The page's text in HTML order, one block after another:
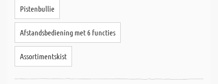
Pistenbullie
Afstandsbediening met 6 functies
Assortimentskist